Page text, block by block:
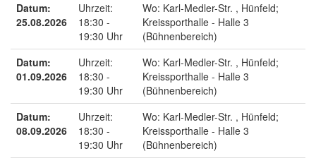
Datum:
25.08.2026
Uhrzeit:
18:30 -
19:30 Uhr
Wo: Karl-Medler-Str. , Hünfeld;
Kreissporthalle - Halle 3
(Bühnenbereich)
Datum:
01.09.2026
Uhrzeit:
18:30 -
19:30 Uhr
Wo: Karl-Medler-Str. , Hünfeld;
Kreissporthalle - Halle 3
(Bühnenbereich)
Datum:
08.09.2026
Uhrzeit:
18:30 -
19:30 Uhr
Wo: Karl-Medler-Str. , Hünfeld;
Kreissporthalle - Halle 3
(Bühnenbereich)